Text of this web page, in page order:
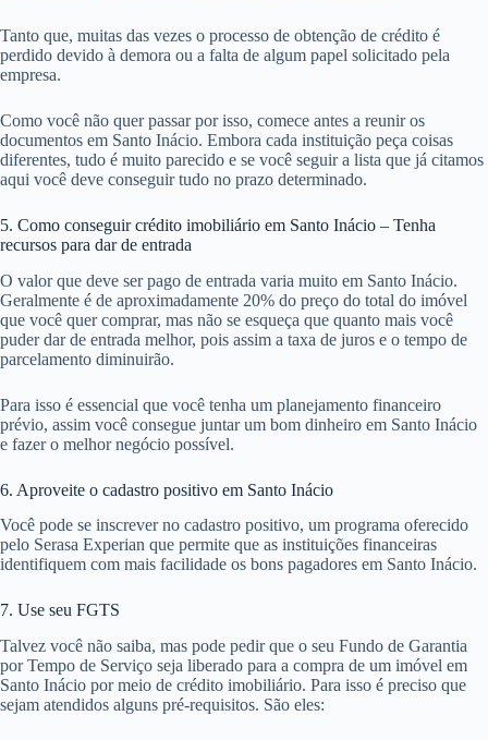
Tanto que, muitas das vezes o processo de obtenção de crédito é
perdido devido à demora ou a falta de algum papel solicitado pela
empresa.
Como você não quer passar por isso, comece antes a reunir os
documentos em Santo Inácio. Embora cada instituição peça coisas
diferentes, tudo é muito parecido e se você seguir a lista que já citamos
aqui você deve conseguir tudo no prazo determinado.
5. Como conseguir crédito imobiliário em Santo Inácio – Tenha
recursos para dar de entrada
O valor que deve ser pago de entrada varia muito em Santo Inácio.
Geralmente é de aproximadamente 20% do preço do total do imóvel
que você quer comprar, mas não se esqueça que quanto mais você
puder dar de entrada melhor, pois assim a taxa de juros e o tempo de
parcelamento diminuirão.
Para isso é essencial que você tenha um planejamento financeiro
prévio, assim você consegue juntar um bom dinheiro em Santo Inácio
e fazer o melhor negócio possível.
6. Aproveite o cadastro positivo em Santo Inácio
Você pode se inscrever no cadastro positivo, um programa oferecido
pelo Serasa Experian que permite que as instituições financeiras
identifiquem com mais facilidade os bons pagadores em Santo Inácio.
7. Use seu FGTS
Talvez você não saiba, mas pode pedir que o seu Fundo de Garantia
por Tempo de Serviço seja liberado para a compra de um imóvel em
Santo Inácio por meio de crédito imobiliário. Para isso é preciso que
sejam atendidos alguns pré-requisitos. São eles: